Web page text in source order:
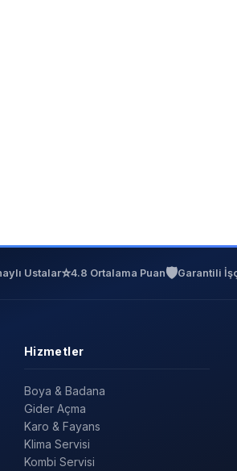
Ustalar⭐4.8 Ortalama Puan🛡️Garantili
Hizmetler
Boya & Badana
Gider Açma
Karo & Fayans
Klima Servisi
Kombi Servisi